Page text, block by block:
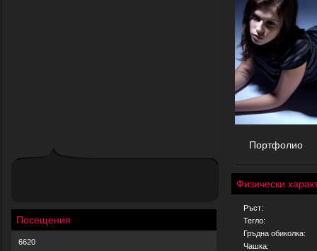
Посещения
6620
Портфолио
Физически
Ръст:
Тегло:
Гръдна обиколка:
Чашка: